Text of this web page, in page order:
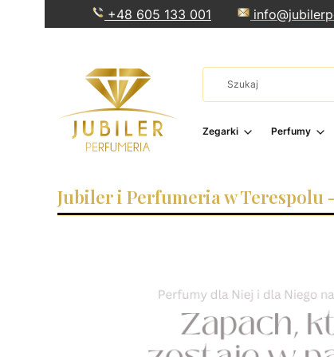
+48 605 133 001
Zegarki Perfumy
Jubiler i Perfumeria w Terespolu